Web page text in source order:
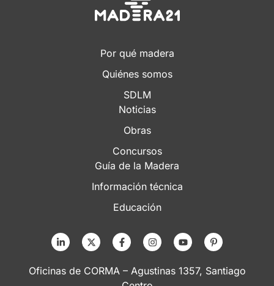
Por qué madera
Quiénes somos
SDLM
Noticias
Obras
Concursos
Guía de la Madera
Información técnica
Educación
Oficinas de CORMA – Agustinas 1357, Santiago